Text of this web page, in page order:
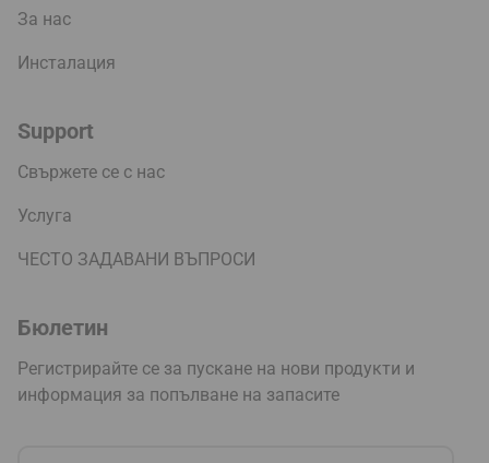
За нас
Инсталация
Support
Свържете се с нас
Услуга
ЧЕСТО ЗАДАВАНИ ВЪПРОСИ
Бюлетин
Регистрирайте се за пускане на нови продукти и
информация за попълване на запасите